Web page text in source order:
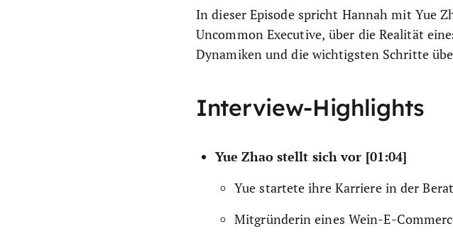
In dieser Episode spricht Hannah mit Yue
Uncommon Executive, über die Realität
Dynamiken und die wichtigsten Schritte
Interview-Highlights
Yue Zhao stellt sich vor [01:04]
Yue startete ihre Karriere in der
Mitgründerin eines Wein-E-